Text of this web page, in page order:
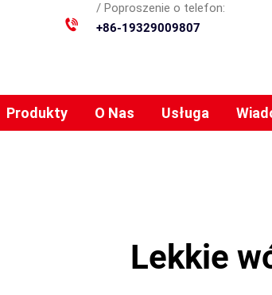
/ Poproszenie o telefon:
+86-19329009807
Produkty O Nas Usługa
Lekkie